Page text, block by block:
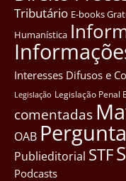
Tributário E-books
Humanística
Interesses Difusos e
Legislação Legislação Penal
comentadas
OAB
Publieditorial STF
Podcasts